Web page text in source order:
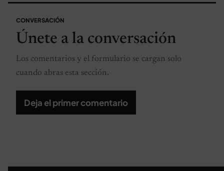
CONVERSACIÓN
Únete a la conversación
Los comentarios y el formulario se cargan solo
cuando abras esta sección.
Deja el primer comentario